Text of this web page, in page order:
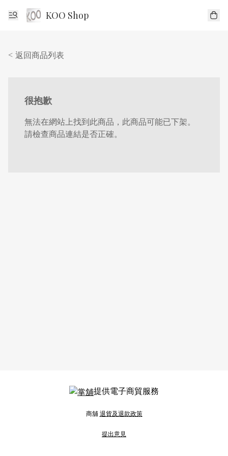
KOO Shop
< 返回商品列表
很抱歉
無法在網站上找到此商品，此商品可能已下架。
請檢查商品連結是否正確。
提供電子商貿服務
商舖退貨及退款政策
提出意見